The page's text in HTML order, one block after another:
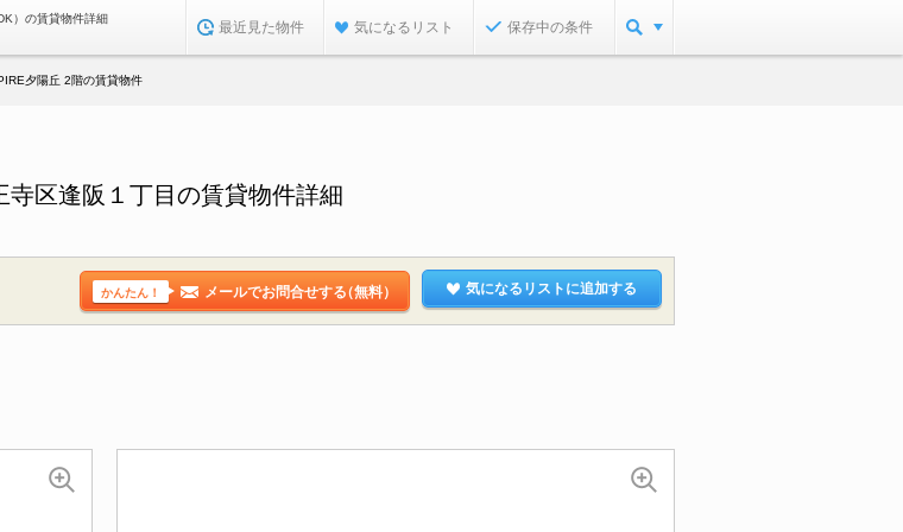
）の賃貸物件詳細
最近見た物件 気になるリスト 保存中の条件
夕陽丘 2階の賃貸物件
区逢阪１丁目の賃貸物件詳細
かんたん！ メールでお問合せする（無料） 気になるリストに追加する